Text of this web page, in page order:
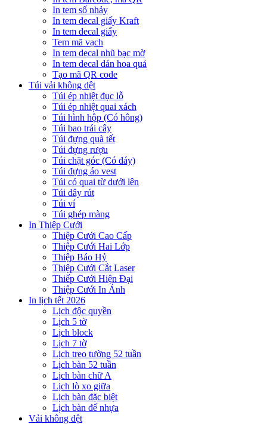
In tem số nhảy
In tem decal giấy Kraft
In tem decal giấy
Tem mã vạch
In tem decal nhũ bạc mờ
In tem decal dán hoa quả
Tạo mã QR code
Túi vải không dệt
Túi ép nhiệt đục lỗ
Túi ép nhiệt quai xách
Túi hình hộp (Có hông)
Túi bao trái cây
Túi đựng quà tết
Túi đựng rượu
Túi chặt góc (Có đáy)
Túi đựng áo vest
Túi có quai từ dưới lên
Túi dây rút
Túi ví
Túi ghép màng
In Thiệp Cưới
Thiệp Cưới Cao Cấp
Thiệp Cưới Hai Lớp
Thiệp Báo Hỷ
Thiệp Cưới Cắt Laser
Thiếp Cưới Hiện Đại
Thiệp Cưới In Ảnh
In lịch tết 2026
Lịch độc quyền
Lịch 5 tờ
Lịch block
Lịch 7 tờ
Lịch treo tường 52 tuần
Lịch bàn 52 tuần
Lịch bàn chữ A
Lịch lò xo giữa
Lịch bàn đặc biệt
Lịch bàn đế nhựa
Vải không dệt